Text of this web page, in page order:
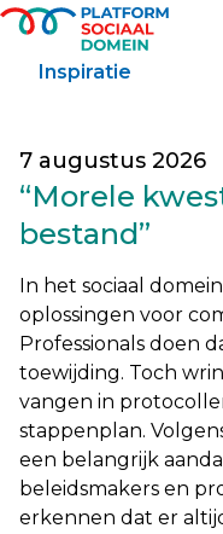
Naar hoofdinhoud
Inspiratie
7 augustus 2026
“Morele
bestand”
In het sociaal
oplossingen voor
Professionals doen
toewijding. Toch
vangen in
stappenplan.
een belangrijk
beleidsmakers en
erkennen dat er